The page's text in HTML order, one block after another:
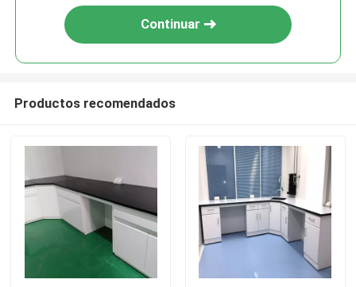
Hogar
Continuar
Productos recomendados